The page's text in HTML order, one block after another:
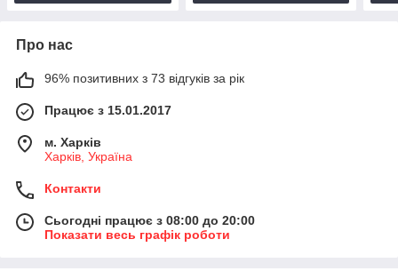
Про нас
96% позитивних з 73 відгуків за рік
Працює з 15.01.2017
м. Харків
Харків, Україна
Контакти
Сьогодні працює з 08:00 до 20:00
Показати весь графік роботи